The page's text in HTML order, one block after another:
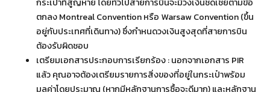
กระเป๋าที่สูญหาย โดยทั่วไปสายการบินจะมีวงเงินชดเชยตามข้อ
ตกลง Montreal Convention หรือ Warsaw Convention (ขึ้น
อยู่กับประเทศที่เดินทาง) ซึ่งกำหนดวงเงินสูงสุดที่สายการบิน
ต้องรับผิดชอบ
เตรียมเอกสารประกอบการเรียกร้อง : นอกจากเอกสาร PIR
แล้ว คุณอาจต้องเตรียมรายการสิ่งของที่อยู่ในกระเป๋าพร้อม
มูลค่าโดยประมาณ (หากมีหลักฐานการซื้อจะดีมาก) และหลักฐาน